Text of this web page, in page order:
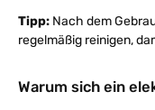
Tipp: Nach dem
regelmäßig reinigen,
Warum sich ein